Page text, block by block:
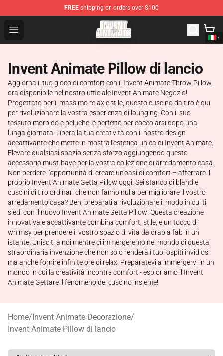
FREE shipping on orders over $100
Open menu
Invent Animate Shop - Official Invent Animate
Invent Animate Pillow di lancio
Aggiorna il tuo gioco di comfort con il Invent Animate Throw Pillow,
ora disponibile nel nostro ufficiale Invent Animate Negozio!
Progettato per il massimo relax e stile, questo cuscino da tiro è qui
per rivoluzionare la vostra esperienza di lounging. Con il suo
tessuto morbido e peluche, è perfetto per coccolarsi dopo una
lunga giornata. Libera la tua creatività con il nostro design
accattivante che mette in mostra l'estetica unica di Invent Animate.
Elevare qualsiasi spazio senza sforzo aggiungendo questo
accessorio must-have per la vostra collezione di arredamento casa.
Non perdere l'opportunità di creare un'oasi di comfort – afferrare il
proprio Invent Animate Getta Pillow oggi! Sei stanco di bland e
cuscini di tiro ordinari che non fanno nulla per migliorare il vostro
arredamento casa? Beh, preparati a rivoluzionare il modo in cui ti
siedi con il nuovo Invent Animate Getta Pillow! Questa creazione
innovativa e accattivante combina comfort, stile, e un tocco di
whimsy per prendere il vostro spazio di vita da drab a fab in un
istante. Unisciti a noi mentre ci immergeremo nel mondo di questa
straordinaria invenzione che non solo renderà i tuoi ospiti invidiosi
ma anche fornire infinite ore di relax. Preparatevi a immergervi in un
mondo in cui la creatività incontra comfort - esploriamo il Invent
Animate Gettare il fenomeno del cuscino insieme!
Home/Invent Animate Decorazione/
Invent Animate Pillow di lancio